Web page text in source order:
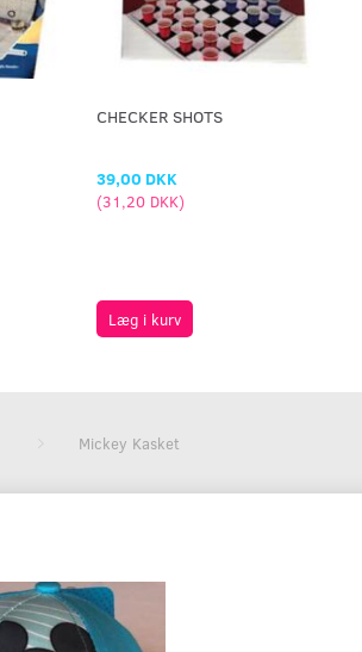
CHECKER SHOTS
39,00 DKK
(31,20 DKK)
Læg i kurv
Mickey Kasket